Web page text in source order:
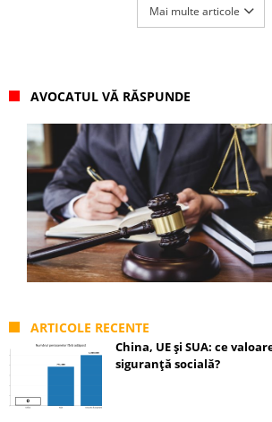
Mai multe articole
AVOCATUL VĂ RĂSPUNDE
ARTICOLE RECENTE
China, UE și SUA: ce
siguranță socială?